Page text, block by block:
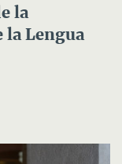
la
la Lengua